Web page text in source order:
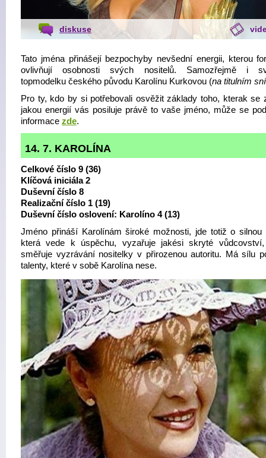
diskuse
Tato jména přinášejí bezpochyby nevšední energii, kterou
ovlivňují osobnosti svých nositelů. Samozřejmě i
topmodelku českého původu Karolínu Kurkovou (na titulním
Pro ty, kdo by si potřebovali osvěžit základy toho, kterak se
jakou energií vás posiluje právě to vaše jméno, může se
informace zde.
14. 7. KAROLÍNA
Celkové číslo 9 (36)
Klíčová iniciála 2
Duševní číslo 8
Realizační číslo 1 (19)
Duševní číslo oslovení: Karolíno 4 (13)
Jméno přináší Karolínám široké možnosti, jde totiž o silnou
která vede k úspěchu, vyzařuje jakési skryté
směřuje vyzrávání nositelky v přirozenou autoritu. Má sílu
talenty, které v sobě Karolína nese.